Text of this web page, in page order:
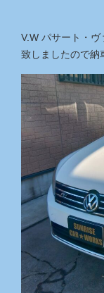
V.W パサート・
致しましたので納